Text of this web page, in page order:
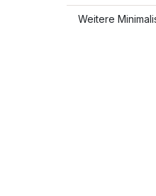
Weitere